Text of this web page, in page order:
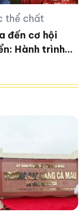
thể chất
đến cơ hội
Hành trình